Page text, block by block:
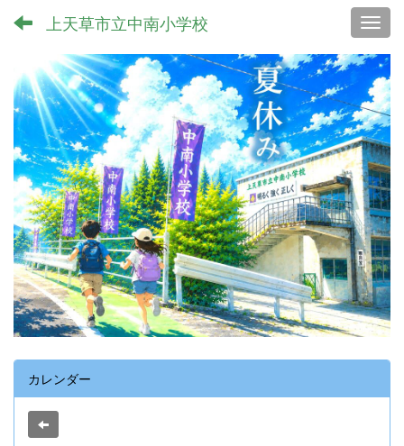
上天草市立中南小学校
カレンダー